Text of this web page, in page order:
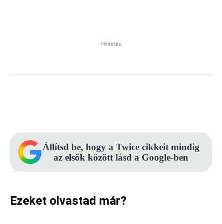
Hirdetés
Állítsd be, hogy a Twice cikkeit mindig
az elsők között lásd a Google-ben
Ezeket olvastad már?